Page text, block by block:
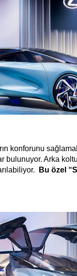
konforunu
bulunuyor. Arka
Bu özel